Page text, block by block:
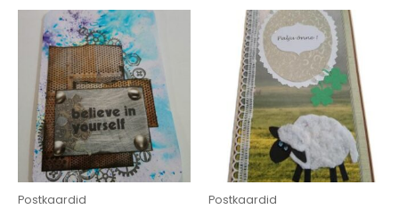
Postkaardid Postkaardid